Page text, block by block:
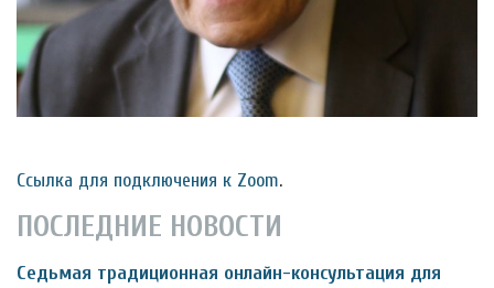
Ссылка для подключения к Zoom.
ПОСЛЕДНИЕ НОВОСТИ
Седьмая традиционная онлайн-консультация для